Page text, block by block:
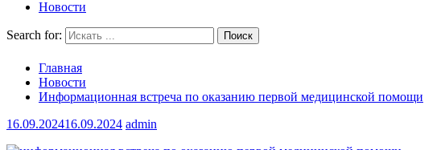
Новости
Search for:
Главная
Новости
Информационная встреча по оказанию первой медицинской помощи
16.09.202416.09.2024 admin